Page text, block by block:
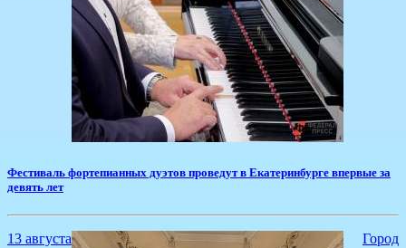
Фестиваль фортепианных дуэтов проведут в Екатеринбурге впервые за
девять лет
13 августа Город